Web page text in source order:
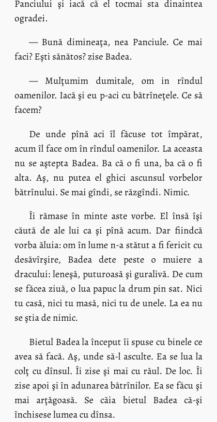
Panciului şi iacă că el tocmai sta dinaintea
ogradei.
— Bună dimineaţa, nea Panciule. Ce mai
faci? Eşti sănătos? zise Badea.
— Mulţumim dumitale, om in rîndul
oamenilor. Iacă şi eu p-aci cu bătrîneţele. Ce să
facem?
De unde pînă aci îl făcuse tot împărat,
acum îl face om în rîndul oamenilor. La aceasta
nu se aştepta Badea. Ba că o fi una, ba că o fi
alta. Aş, nu putea el ghici ascunsul vorbelor
bătrînului. Se mai gîndi, se răzgîndi. Nimic.
Îi rămase în minte aste vorbe. El însă îşi
căută de ale lui ca şi pînă acum. Dar fiindcă
vorba ăluia: om în lume n-a stătut a fi fericit cu
desăvîrşire, Badea dete peste o muiere a
dracului: leneşă, puturoasă şi guralivă. De cum
se făcea ziuă, o lua papuc la drum pin sat. Nici
tu casă, nici tu masă, nici tu de unele. La ea nu
se ştia de nimic.
Bietul Badea la început îi spuse cu binele ce
avea să facă. Aş, unde să-l asculte. Ea se lua la
colţ cu dînsul. Îi zise şi mai cu răul. De loc. Îi
zise apoi şi în adunarea bătrînilor. Ea se făcu şi
mai arţăgoasă. Se căia bietul Badea că-şi
închisese lumea cu dînsa.